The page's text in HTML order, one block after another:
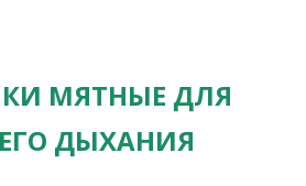
МЯТНЫЕ ДЛЯ
ДЫХАНИЯ